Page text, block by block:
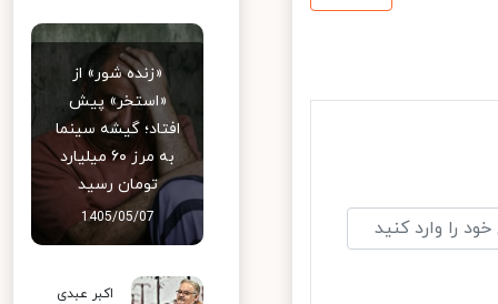
«زنده شور» از
«استخر» پیش
افتاد؛ گیشه سینما
به مرز ۶۰ میلیارد
تومان رسید
1405/05/07
اکبر عبدی